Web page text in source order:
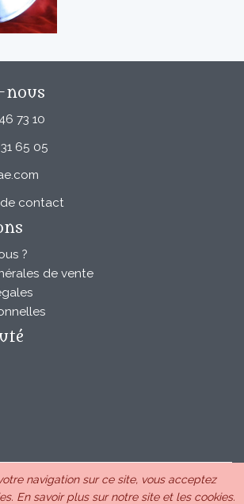
nous
73 10
65 05
de contact
?
de vente
au capital de 28850€ inscrite au RCS
n°440 843 712. Siège Chemin Laulagnier
navigation sur ce site, vous acceptez
En savoir plus sur notre site et les cookies.